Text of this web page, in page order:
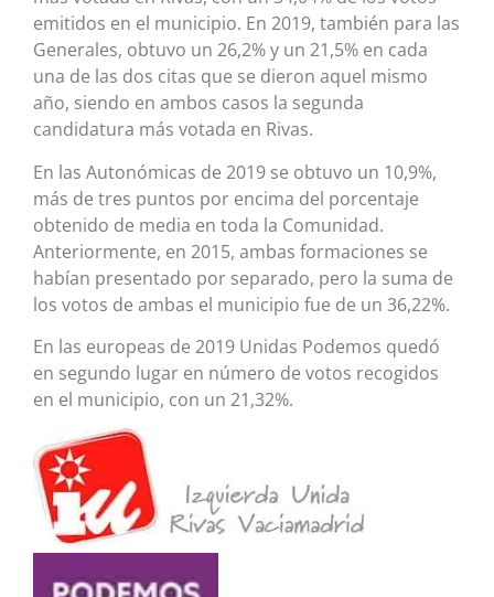
emitidos en el municipio. En 2019, también para las
Generales, obtuvo un 26,2% y un 21,5% en cada
una de las dos citas que se dieron aquel mismo
año, siendo en ambos casos la segunda
candidatura más votada en Rivas.
En las Autonómicas de 2019 se obtuvo un 10,9%,
más de tres puntos por encima del porcentaje
obtenido de media en toda la Comunidad.
Anteriormente, en 2015, ambas formaciones se
habían presentado por separado, pero la suma de
los votos de ambas el municipio fue de un 36,22%.
En las europeas de 2019 Unidas Podemos quedó
en segundo lugar en número de votos recogidos
en el municipio, con un 21,32%.